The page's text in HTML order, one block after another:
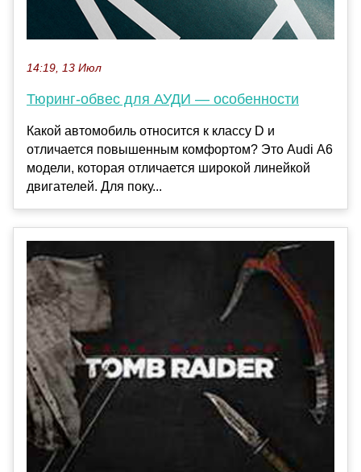
14:19, 13 Июл
Тюринг-обвес для АУДИ — особенности
Какой автомобиль относится к классу D и
отличается повышенным комфортом? Это Audi А6
модели, которая отличается широкой линейкой
двигателей. Для поку...